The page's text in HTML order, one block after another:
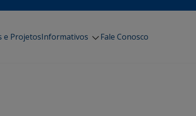
e ProjetosInformativos
Fale Conosco